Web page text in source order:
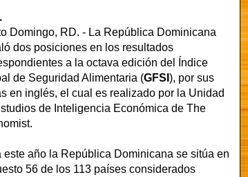
Domingo, RD. - La República Dominicana
dos posiciones en los resultados
a la octava edición del Índice
de Seguridad Alimentaria (GFSI ), por sus
en inglés, el cual es realizado por la Unidad
de Inteligencia Económica de The
este año la República Dominicana se sitúa en
56 de los 113 países considerados